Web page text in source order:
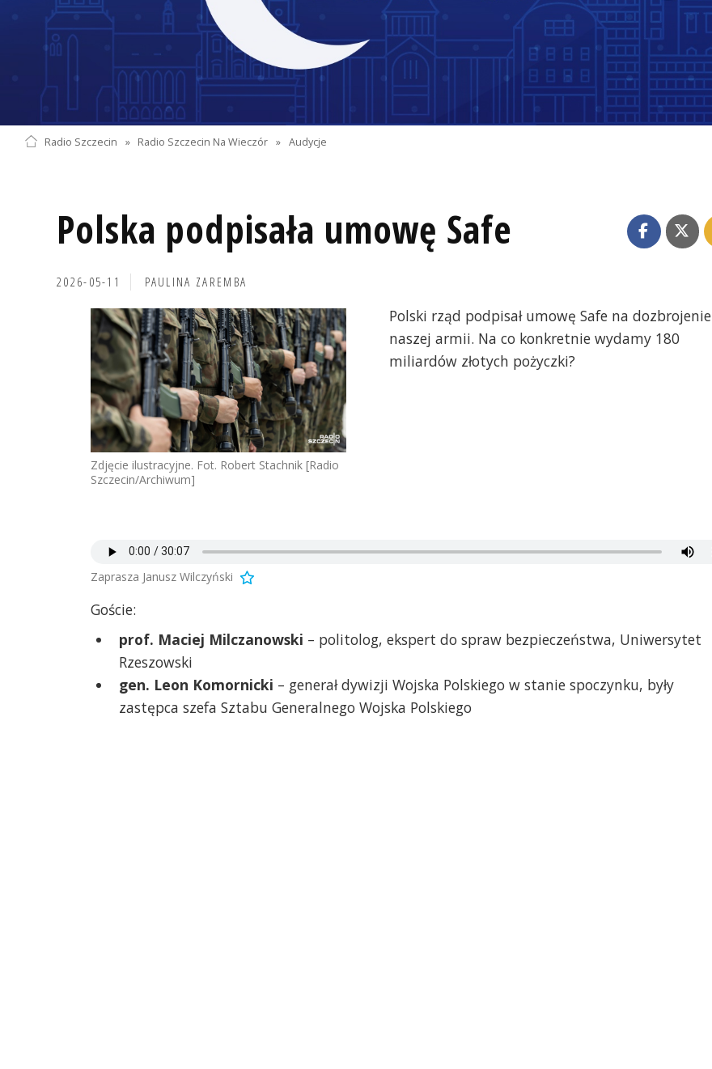
Radio Szczecin » Radio Szczecin Na Wieczór » Audycje
Polska podpisała umowę Safe
2026-05-11 PAULINA ZAREMBA
Zdjęcie ilustracyjne. Fot. Robert Stachnik [Radio
Szczecin/Archiwum]
Polski rząd podpisał umowę Safe na dozbrojenie
naszej armii. Na co konkretnie wydamy 180
miliardów złotych pożyczki?
Zaprasza Janusz Wilczyński
Goście:
prof. Maciej Milczanowski – politolog, ekspert do spraw bezpieczeństwa, Uniwersytet
Rzeszowski
gen. Leon Komornicki – generał dywizji Wojska Polskiego w stanie spoczynku, były
zastępca szefa Sztabu Generalnego Wojska Polskiego